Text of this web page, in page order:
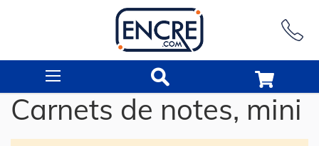
Carnets de notes, mini